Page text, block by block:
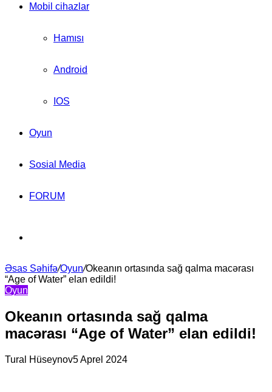
Mobil cihazlar
Hamısı
Android
IOS
Oyun
Sosial Media
FORUM
for
Əsas Səhifə/Oyun/Okeanın ortasında sağ qalma macərası
“Age of Water” elan edildi!
Oyun
Okeanın ortasında sağ qalma
macərası “Age of Water” elan edildi!
Tural Hüseynov5 Aprel 2024